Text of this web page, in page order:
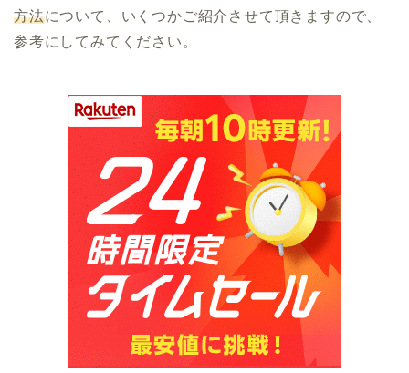
方法について、いくつかご紹介させて頂きますので、
参考にしてみてください。